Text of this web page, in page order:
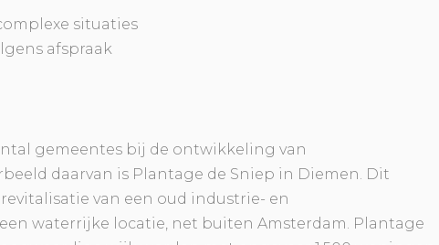
situaties
afspraak
gemeentes bij de ontwikkeling van
daarvan is Plantage de Sniep in Diemen. Dit
van een oud industrie- en
waterrijke locatie, net buiten Amsterdam. Plantage